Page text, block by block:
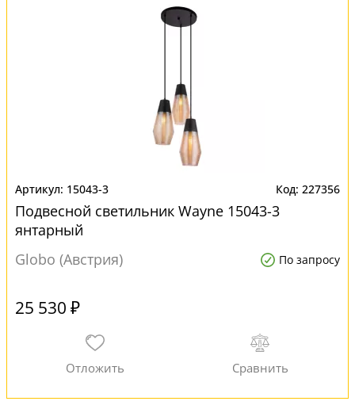
15043-3 227356
Подвесной светильник Wayne 15043-3
янтарный
Globo (Австрия)
По запросу
25 530 ₽